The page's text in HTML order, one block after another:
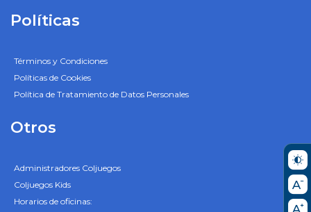
Políticas
Términos y Condiciones
Políticas de Cookies
Política de Tratamiento de Datos Personales
Otros
Administradores Coljuegos
Coljuegos Kids
Horarios de oficinas: